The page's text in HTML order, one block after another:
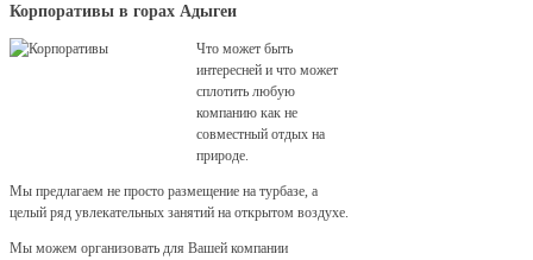
Корпоративы в горах Адыгеи
Что может быть
интересней и что может
сплотить любую
компанию как не
совместный отдых на
природе.
Мы предлагаем не просто размещение на турбазе, а
целый ряд увлекательных занятий на открытом воздухе.
Мы можем организовать для Вашей компании